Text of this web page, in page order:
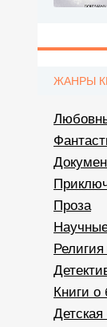
ЖАНРЫ
Проза
Книги о